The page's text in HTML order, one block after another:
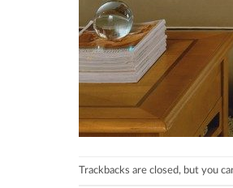
Trackbacks are closed, but you